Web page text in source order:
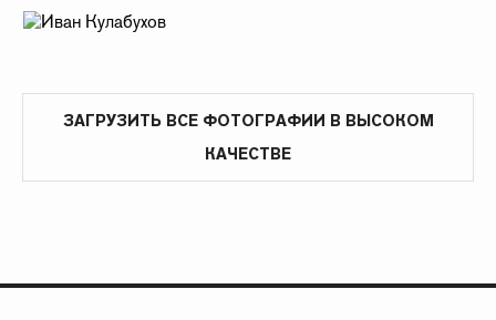
ЗАГРУЗИТЬ ВСЕ ФОТОГРАФИИ В ВЫСОКОМ
КАЧЕСТВЕ